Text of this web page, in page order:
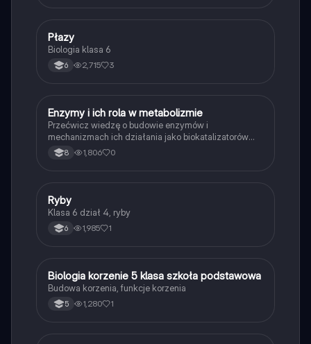
PBiologia
Płazy
Biologia klasa 6
6 2,715 3
EBiologia
Enzymy i ich rola w metabolizmie
Przećwicz wiedzę o budowie enzymów i
mechanizmach ich działania jako biokatalizatorów
przyspieszających reakcje.
8 1,806 0
RBiologia
Ryby
Klasa 6 dział 4, ryby
6 1,985 1
BBiologia
Biologia korzenie 5 klasa szkoła podstawowa
Budowa korzenia, funkcje korzenia
5 1,280 1